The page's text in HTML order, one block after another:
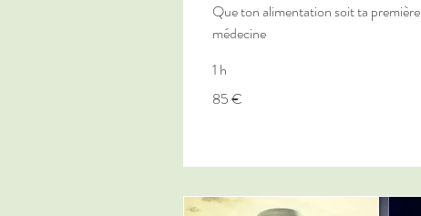
Que ton alimentation soit ta première
médecine
1 h
euros
85 €